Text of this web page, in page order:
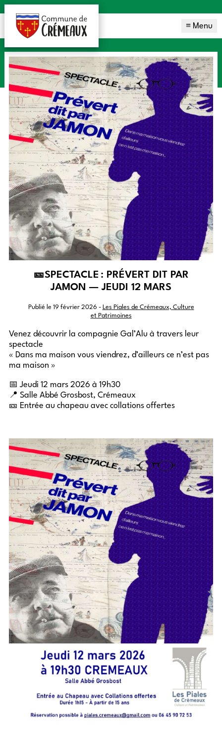
≡ Menu
🎫SPECTACLE : PRÉVERT DIT PAR
JAMON — JEUDI 12 MARS
Publié le 19 février 2026 - Les Piales de Crémeaux, Culture
et Patrimoines
Venez découvrir la compagnie Gal’Alu à travers leur
spectacle
« Dans ma maison vous viendrez, d’ailleurs ce n’est pas
ma maison »
📅 Jeudi 12 mars 2026 à 19h30
📍 Salle Abbé Grosbost, Crémeaux
🎫 Entrée au chapeau avec collations offertes